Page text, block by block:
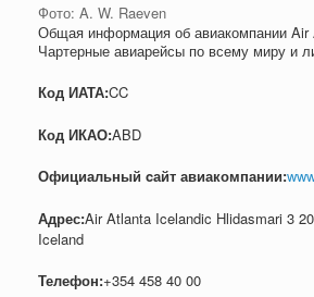
Фото: A. W. Raeven
Общая информация об авиакомпании Air
Чартерные авиарейсы по всему миру и
Код ИАТА:CC
Код ИКАО:ABD
Официальный cайт авиакомпании:
Адрес:Air Atlanta Icelandic Hlidasmari 3
Iceland
Телефон:+354 458 40 00